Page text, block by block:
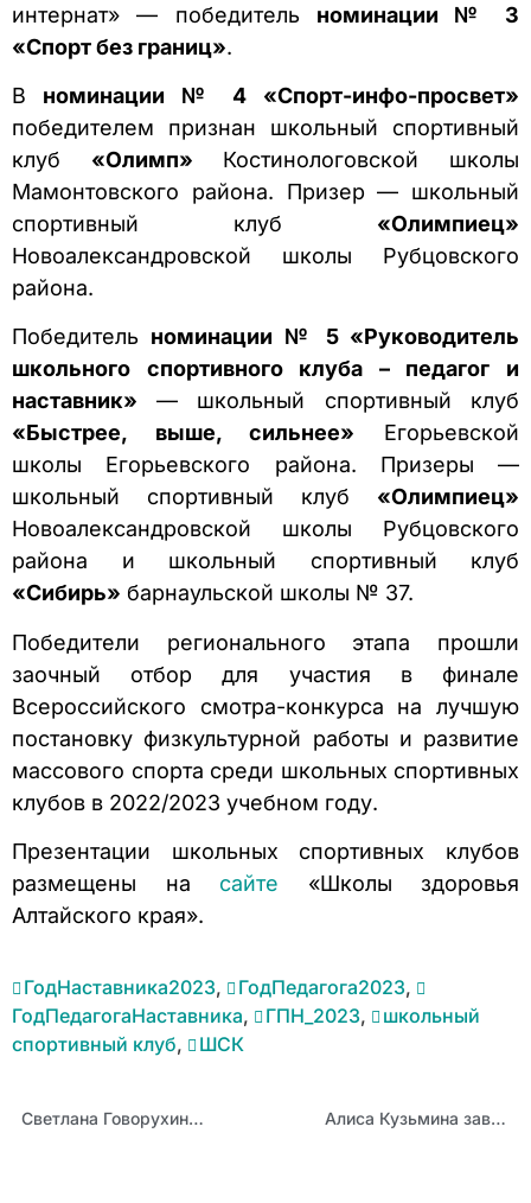
интернат» — победитель номинации № 3
«Спорт без границ».
В номинации № 4 «Спорт-инфо-просвет»
победителем признан школьный спортивный
клуб «Олимп» Костинологовской школы
Мамонтовского района. Призер — школьный
спортивный клуб «Олимпиец»
Новоалександровской школы Рубцовского
района.
Победитель номинации № 5 «Руководитель
школьного спортивного клуба – педагог и
наставник» — школьный спортивный клуб
«Быстрее, выше, сильнее» Егорьевской
школы Егорьевского района. Призеры —
школьный спортивный клуб «Олимпиец»
Новоалександровской школы Рубцовского
района и школьный спортивный клуб
«Сибирь» барнаульской школы № 37.
Победители регионального этапа прошли
заочный отбор для участия в финале
Всероссийского смотра-конкурса на лучшую
постановку физкультурной работы и развитие
массового спорта среди школьных спортивных
клубов в 2022/2023 учебном году.
Презентации школьных спортивных клубов
размещены на сайте «Школы здоровья
Алтайского края».
ГодНаставника2023, ГодПедагога2023,
ГодПедагогаНаставника, ГПН_2023,
школьный
спортивный клуб, ШСК
Светлана Говорухина поздравила победителей губернаторского конкурса, приуроченного к Году педагога и наставника Алиса Кузьмина завоевала золотую медаль в компетенции «Технологии моды» на отборочном этапе Всероссийского чемпионатного движения «Профессионалы»